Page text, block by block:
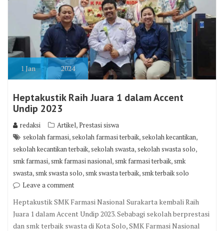
1Jan 2024
Heptakustik Raih Juara 1 dalam Accent
Undip 2023
redaksi Artikel,Prestasi siswa
sekolah farmasi,sekolah farmasi terbaik,sekolah kecantikan,
sekolah kecantikan terbaik,sekolah swasta,sekolah swasta solo,
smk farmasi,smk farmasi nasional,smk farmasi terbaik,smk
swasta,smk swasta solo,smk swasta terbaik,smk terbaik solo
Leave a comment
Heptakustik SMK Farmasi Nasional Surakarta kembali Raih
Juara 1 dalam Accent Undip 2023. Sebabagi sekolah berprestasi
dan smk terbaik swasta di Kota Solo, SMK Farmasi Nasional